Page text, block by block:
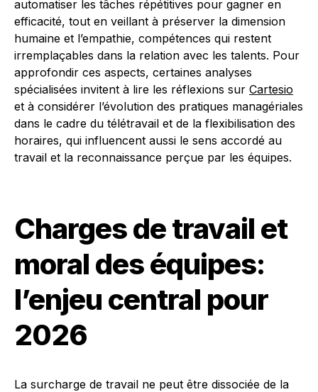
automatiser les tâches répétitives pour gagner en
efficacité, tout en veillant à préserver la dimension
humaine et l’empathie, compétences qui restent
irremplaçables dans la relation avec les talents. Pour
approfondir ces aspects, certaines analyses
spécialisées invitent à lire les réflexions sur Cartesio
et à considérer l’évolution des pratiques managériales
dans le cadre du télétravail et de la flexibilisation des
horaires, qui influencent aussi le sens accordé au
travail et la reconnaissance perçue par les équipes.
Charges de travail et
moral des équipes:
l’enjeu central pour
2026
La surcharge de travail ne peut être dissociée de la